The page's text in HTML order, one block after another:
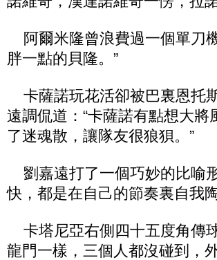
阿爾米隆曾浪費過一個單刀
胖一點的貝隆。”
卡薩諾玩花活卻被巴裏恩托
遠調侃道：“卡薩諾有點想大
了迷魂散，讓隊友很狼狽。”
劉嘉遠打了一個巧妙的比喻
快，都是在自己的節奏裏自我
卡塔尼亞右側四十五度角傳
龍門一樣，三個人都沒碰到，